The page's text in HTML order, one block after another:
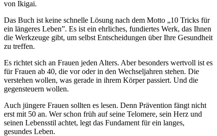
von Ikigai.
Das Buch ist keine schnelle Lösung nach dem Motto „10 Tricks für
ein längeres Leben”. Es ist ein ehrliches, fundiertes Werk, das Ihnen
die Werkzeuge gibt, um selbst Entscheidungen über Ihre Gesundheit
zu treffen.
Es richtet sich an Frauen jeden Alters. Aber besonders wertvoll ist es
für Frauen ab 40, die vor oder in den Wechseljahren stehen. Die
verstehen wollen, was gerade in ihrem Körper passiert. Und die
gegensteuern wollen.
Auch jüngere Frauen sollten es lesen. Denn Prävention fängt nicht
erst mit 50 an. Wer schon früh auf seine Telomere, sein Herz und
seinen Lebensstil achtet, legt das Fundament für ein langes,
gesundes Leben.